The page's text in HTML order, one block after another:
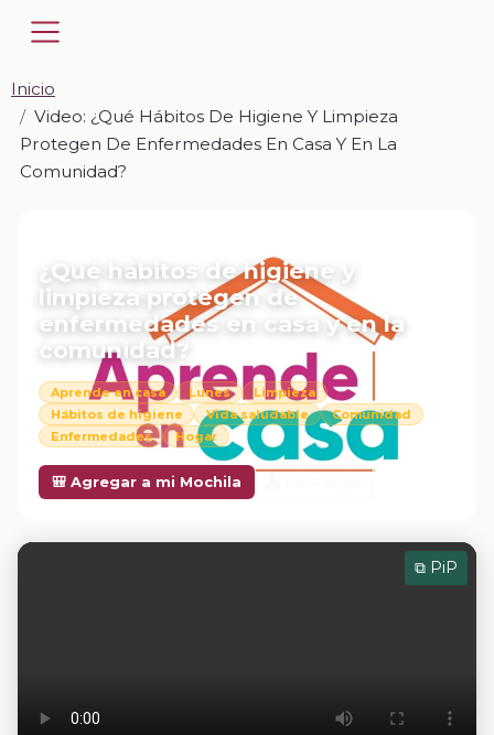
Inicio
Video: ¿Qué Hábitos De Higiene Y Limpieza
Protegen De Enfermedades En Casa Y En La
Comunidad?
¿Qué hábitos de higiene y
limpieza protegen de
enfermedades en casa y en la
comunidad?
Aprende en casa Lunes
Limpieza
Hábitos de higiene
Vida saludable
Comunidad
Enfermedades
Hogar
🎒 Agregar a mi Mochila
⧉ PiP